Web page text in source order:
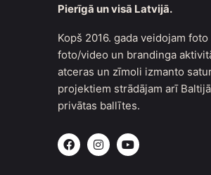
Pierīgā un visā Latvijā.
Kopš 2016. gada veidojam
foto/video un brandinga
atceras un zīmoli izmanto
projektiem strādājam arī
privātas ballītes.
F
a
I
n
Y
o